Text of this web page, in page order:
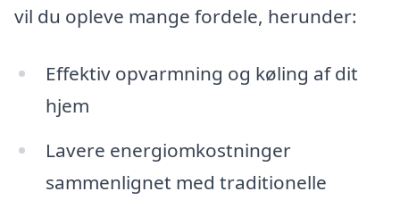
vil du opleve mange fordele, herunder:
Effektiv opvarmning og køling af dit
hjem
Lavere energiomkostninger
sammenlignet med traditionelle